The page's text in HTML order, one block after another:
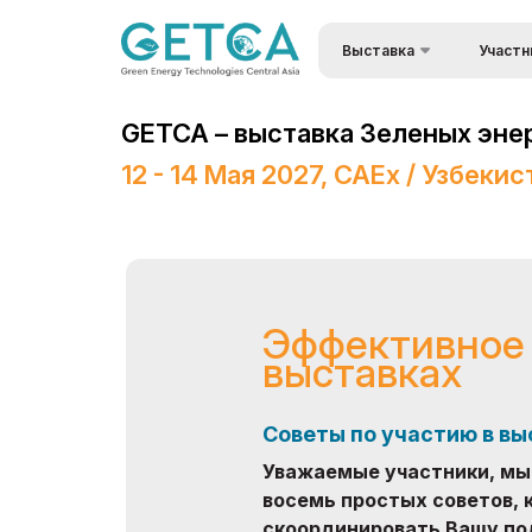
Выставка
Разделы выставки
Список участников
Информационная
поддержка
Doing Business in
Итоги выставки
Станьте
Режим
GETCA – выставка Зеленых
12 - 14 Мая 2027, CAEx /
Эффективное
выставках
Советы по участию в
Уважаемые участники,
восемь простых советов,